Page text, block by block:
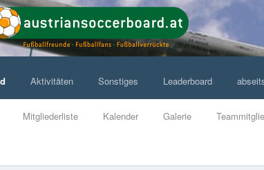
Mitgliederliste Kalender Galerie
Aktivitäten Sonstiges Leaderboard